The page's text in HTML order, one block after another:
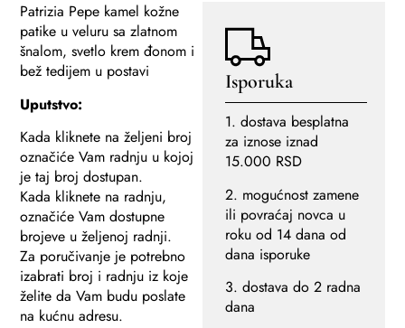
Patrizia Pepe kamel kožne
patike u veluru sa zlatnom
šnalom, svetlo krem đonom i
bež tedijem u postavi
Uputstvo:
Kada kliknete na željeni broj
označiće Vam radnju u kojoj
je taj broj dostupan.
Kada kliknete na radnju,
označiće Vam dostupne
brojeve u željenoj radnji.
Za poručivanje je potrebno
izabrati broj i radnju iz koje
želite da Vam budu poslate
na kućnu adresu.
Isporuka
1. dostava besplatna
za iznose iznad
15.000 RSD
2. mogućnost zamene
ili povraćaj novca u
roku od 14 dana od
dana isporuke
3. dostava do 2 radna
dana